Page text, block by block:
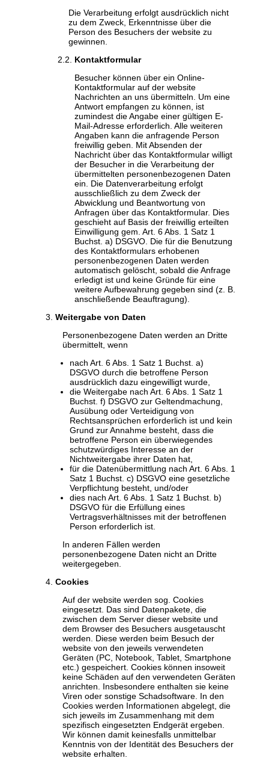
Die Verarbeitung erfolgt ausdrücklich nicht
zu dem Zweck, Erkenntnisse über die
Person des Besuchers der website zu
gewinnen.
Kontaktformular
Besucher können über ein Online-
Kontaktformular auf der website
Nachrichten an uns übermitteln. Um eine
Antwort empfangen zu können, ist
zumindest die Angabe einer gültigen E-
Mail-Adresse erforderlich. Alle weiteren
Angaben kann die anfragende Person
freiwillig geben. Mit Absenden der
Nachricht über das Kontaktformular willigt
der Besucher in die Verarbeitung der
übermittelten personenbezogenen Daten
ein. Die Datenverarbeitung erfolgt
ausschließlich zu dem Zweck der
Abwicklung und Beantwortung von
Anfragen über das Kontaktformular. Dies
geschieht auf Basis der freiwillig erteilten
Einwilligung gem. Art. 6 Abs. 1 Satz 1
Buchst. a) DSGVO. Die für die Benutzung
des Kontaktformulars erhobenen
personenbezogenen Daten werden
automatisch gelöscht, sobald die Anfrage
erledigt ist und keine Gründe für eine
weitere Aufbewahrung gegeben sind (z. B.
anschließende Beauftragung).
Weitergabe von Daten
Personenbezogene Daten werden an Dritte
übermittelt, wenn
nach Art. 6 Abs. 1 Satz 1 Buchst. a)
DSGVO durch die betroffene Person
ausdrücklich dazu eingewilligt wurde,
die Weitergabe nach Art. 6 Abs. 1 Satz 1
Buchst. f) DSGVO zur Geltendmachung,
Ausübung oder Verteidigung von
Rechtsansprüchen erforderlich ist und kein
Grund zur Annahme besteht, dass die
betroffene Person ein überwiegendes
schutzwürdiges Interesse an der
Nichtweitergabe ihrer Daten hat,
für die Datenübermittlung nach Art. 6 Abs. 1
Satz 1 Buchst. c) DSGVO eine gesetzliche
Verpflichtung besteht, und/oder
dies nach Art. 6 Abs. 1 Satz 1 Buchst. b)
DSGVO für die Erfüllung eines
Vertragsverhältnisses mit der betroffenen
Person erforderlich ist.
In anderen Fällen werden
personenbezogene Daten nicht an Dritte
weitergegeben.
Cookies
Auf der website werden sog. Cookies
eingesetzt. Das sind Datenpakete, die
zwischen dem Server dieser website und
dem Browser des Besuchers ausgetauscht
werden. Diese werden beim Besuch der
website von den jeweils verwendeten
Geräten (PC, Notebook, Tablet, Smartphone
etc.) gespeichert. Cookies können insoweit
keine Schäden auf den verwendeten Geräten
anrichten. Insbesondere enthalten sie keine
Viren oder sonstige Schadsoftware. In den
Cookies werden Informationen abgelegt, die
sich jeweils im Zusammenhang mit dem
spezifisch eingesetzten Endgerät ergeben.
Wir können damit keinesfalls unmittelbar
Kenntnis von der Identität des Besuchers der
website erhalten.